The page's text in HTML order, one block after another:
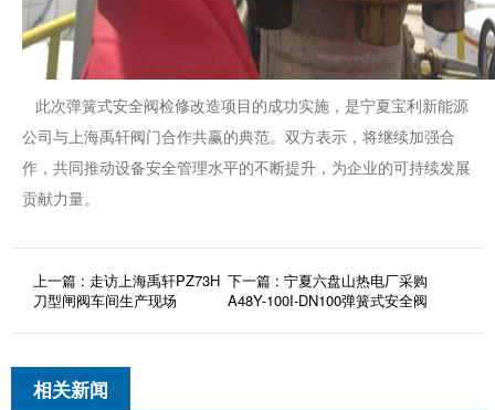
此次弹簧式安全阀检修改造项目的成功实施，是宁夏宝利新能源
公司与上海禹轩阀门合作共赢的典范。双方表示，将继续加强合
作，共同推动设备安全管理水平的不断提升，为企业的可持续发展
贡献力量。
上一篇 : 走访上海禹轩PZ73H
刀型闸阀车间生产现场
下一篇 : 宁夏六盘山热电厂采购
A48Y-100I-DN100弹簧式安全阀
相关新闻